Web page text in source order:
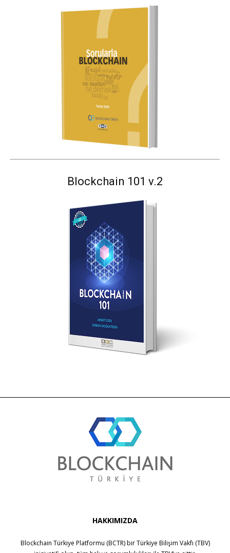
Blockchain 101 v.2
HAKKIMIZDA
Blockchain Türkiye Platformu (BCTR) birTürkiye Bilişim Vakfı (TBV)